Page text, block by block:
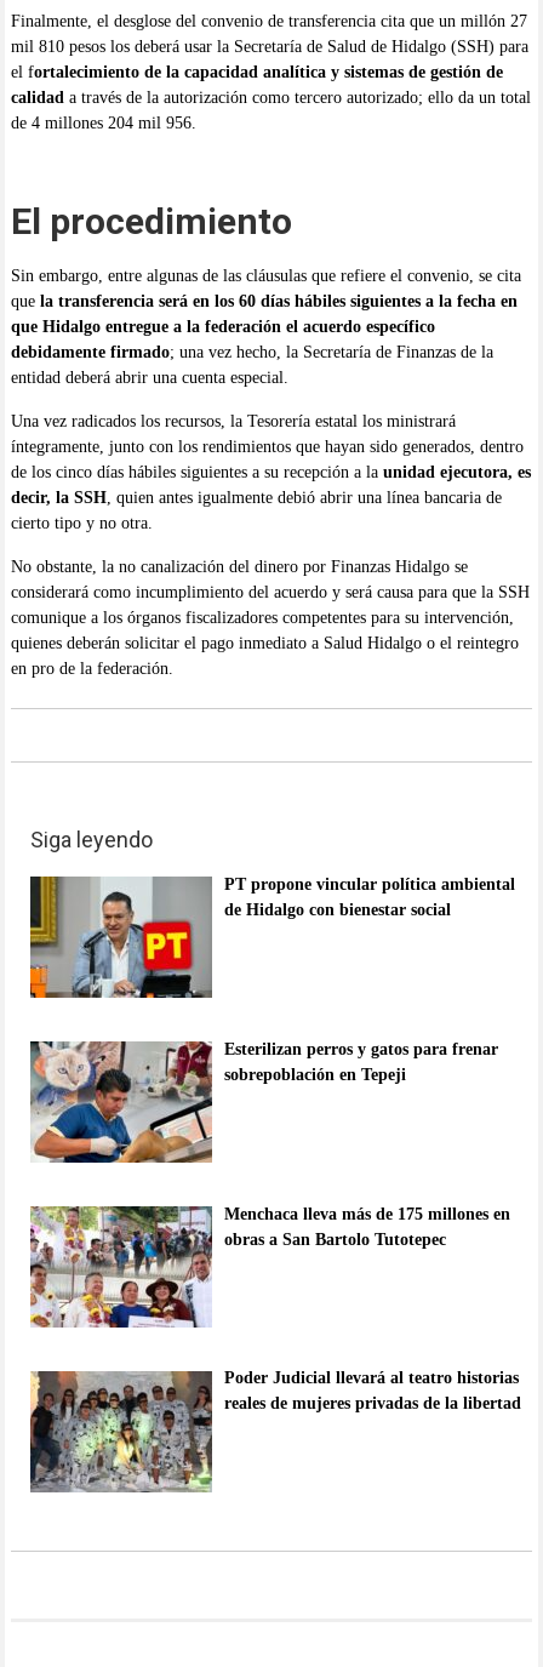
Finalmente, el desglose del convenio de transferencia cita que un millón 27
mil 810 pesos los deberá usar la Secretaría de Salud de Hidalgo (SSH) para
el fortalecimiento de la capacidad analítica y sistemas de gestión de
calidada través de la autorización como tercero autorizado; ello da un total
de 4 millones 204 mil 956.
El procedimiento
Sin embargo, entre algunas de las cláusulas que refiere el convenio, se cita
que la transferencia será en los 60 días hábiles siguientes a la fecha en
que Hidalgo entregue a la federación el acuerdo específico
debidamente firmado; una vez hecho, la Secretaría de Finanzas de la
entidad deberá abrir una cuenta especial.
Una vez radicados los recursos, la Tesorería estatal los ministrará
íntegramente, junto con los rendimientos que hayan sido generados, dentro
de los cinco días hábiles siguientes a su recepción a la unidad ejecutora, es
decir, la SSH, quien antes igualmente debió abrir una línea bancaria de
cierto tipo y no otra.
No obstante, la no canalización del dinero por Finanzas Hidalgo se
considerará como incumplimiento del acuerdo y será causa para que la SSH
comunique a los órganos fiscalizadores competentes para su intervención,
quienes deberán solicitar el pago inmediato a Salud Hidalgo o el reintegro
en pro de la federación.
Siga leyendo
PT propone vincular política ambiental
de Hidalgo con bienestar social
Esterilizan perros y gatos para frenar
sobrepoblación en Tepeji
Menchaca lleva más de 175 millones en
obras a San Bartolo Tutotepec
Poder Judicial llevará al teatro historias
reales de mujeres privadas de la libertad